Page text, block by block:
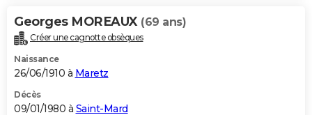
Georges MOREAUX (69 ans)
Créer une cagnotte obsèques
Naissance
26/06/1910 à Maretz
Décès
09/01/1980 à Saint-Mard